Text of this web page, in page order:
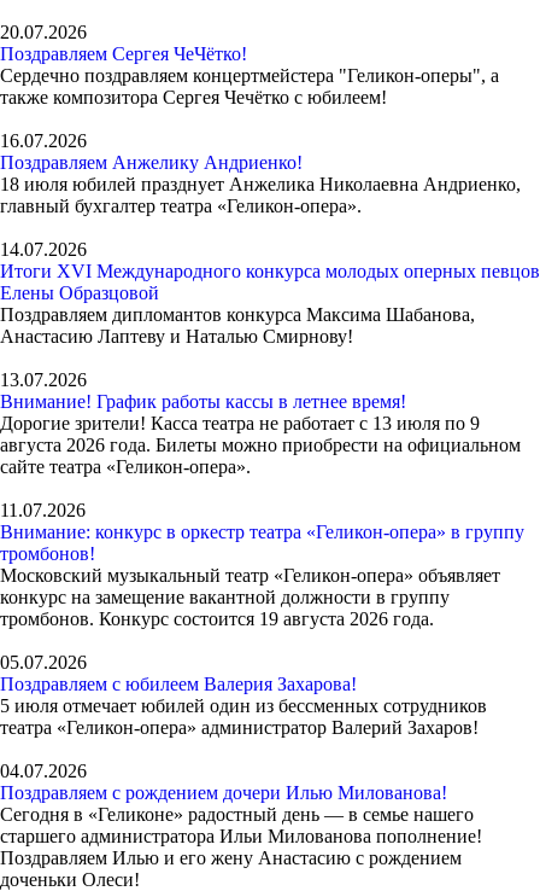
20.07.2026
Поздравляем Сергея ЧеЧётко!
Сердечно поздравляем концертмейстера "Геликон-оперы", а
также композитора Сергея Чечётко с юбилеем!
16.07.2026
Поздравляем Анжелику Андриенко!
18 июля юбилей празднует Анжелика Николаевна Андриенко,
главный бухгалтер театра «Геликон-опера».
14.07.2026
Итоги XVI Международного конкурса молодых оперных певцов
Елены Образцовой
Поздравляем дипломантов конкурса Максима Шабанова,
Анастасию Лаптеву и Наталью Смирнову!
13.07.2026
Внимание! График работы кассы в летнее время!
Дорогие зрители! Касса театра не работает с 13 июля по 9
августа 2026 года. Билеты можно приобрести на официальном
сайте театра «Геликон-опера».
11.07.2026
Внимание: конкурс в оркестр театра «Геликон-опера» в группу
тромбонов!
Московский музыкальный театр «Геликон-опера» объявляет
конкурс на замещение вакантной должности в группу
тромбонов. Конкурс состоится 19 августа 2026 года.
05.07.2026
Поздравляем с юбилеем Валерия Захарова!
5 июля отмечает юбилей один из бессменных сотрудников
театра «Геликон-опера» администратор Валерий Захаров!
04.07.2026
Поздравляем с рождением дочери Илью Милованова!
Сегодня в «Геликоне» радостный день — в семье нашего
старшего администратора Ильи Милованова пополнение!
Поздравляем Илью и его жену Анастасию с рождением
доченьки Олеси!